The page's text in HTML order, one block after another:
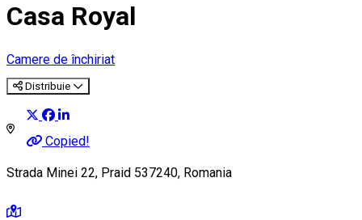
Casa Royal
Camere de închiriat
Distribuie
Copied!
Strada Minei 22, Praid 537240, Romania